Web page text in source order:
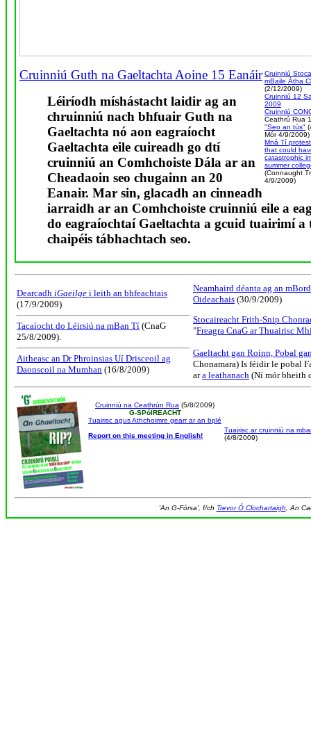
Cruinniú
mBaile Átha
(2/12/2009)
Cruinniú 12
2009
Cruinniú
Ceathrú Rua
"Seo an tús"
Mór 4/9/2009)
Mná Tí
that could
catastrophic
summer
(Connaught
4/9/2009)
Cruinniú Guth na Gaeltachta Aoine 15 Eanáir
Léiríodh míshástacht laidir ag an
chruinniú nach bhfuair Guth na
Gaeltachta nó aon eagraíocht
Gaeltachta eile cuireadh go dtí
cruinniú an Comhchoiste Dála ar an
Cheadaoin seo chugainn an 20
Eanair. Mar sin, glacadh an cinneadh
iarraidh ar an Comhchoiste cruinniú eile a
do eagraíochtaí Gaeltachta a gcuid tuairimí
chaipéis tábhachtach seo.
Dearcadh iGaeilge i leith an bhfeachtais
(17/9/2009)
Tacaíocht do Léirsiú na mBan Tí (CnaG
25/8/2009).
Aitheasc an Dr Phroinsias Uí Drisceoil ag
Daonscoil na Mumhan (16/8/2009)
Neamhaird déanta ag an
Oideachais (30/9/2009)
Stocaireacht Frith-Snip
"Freagra CnaG ar Thuairisc
Gaeltacht gan Roinn, Pobal
Chonamara) Is féidir le pobal
ara leathanach (Ní mór bheith
Cruinniú na Ceathrún Rua (5/8/2009)
G-SPóIREACHT
Tuairisc agus Athchoimre gearr ar an bplé
Report on this meeting in English!
Tuairisc ar cruinniú na
(4/8/2009)
'An G-Fórsa', f/ch Trevor Ó Clochartaigh , An